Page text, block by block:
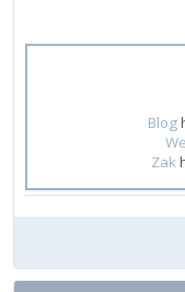
Blog
Zak